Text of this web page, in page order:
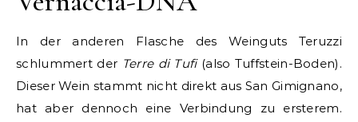
In der anderen Flasche des Weinguts Teruzzi
schlummert der Terre di Tufi (also Tuffstein-Boden).
Dieser Wein stammt nicht direkt aus San Gimignano,
hat aber dennoch eine Verbindung zu ersterem.